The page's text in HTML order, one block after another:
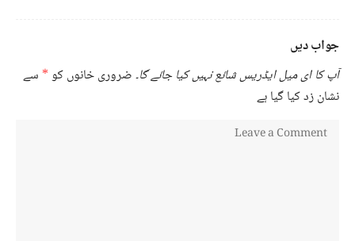
جواب دیں
آپ کا ای میل ایڈریس شائع نہیں کیا جائے گا۔ضروری خانوں کو* سے
نشان زد کیا گیا ہے